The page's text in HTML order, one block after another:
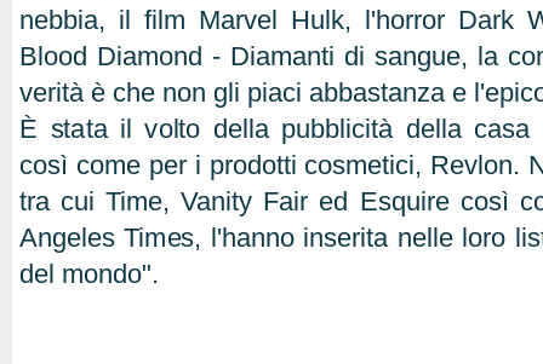
nebbia, il film Marvel Hulk, l'horror Dark
Blood Diamond - Diamanti di sangue, la
verità è che non gli piaci abbastanza e
È stata il volto della pubblicità della casa
così come per i prodotti cosmetici, Revlon.
tra cui Time, Vanity Fair ed Esquire così
Angeles Times, l'hanno inserita nelle loro
del mondo".